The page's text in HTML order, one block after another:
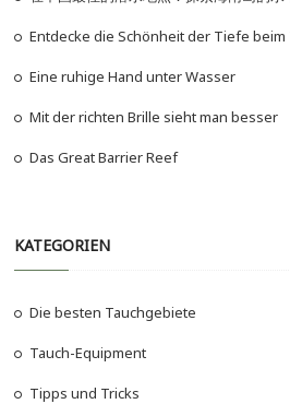
Entdecke die Schönheit der Tiefe beim
Eine ruhige Hand unter Wasser
Mit der richten Brille sieht man besser
Das Great Barrier Reef
KATEGORIEN
Die besten Tauchgebiete
Tauch-Equipment
Tipps und Tricks